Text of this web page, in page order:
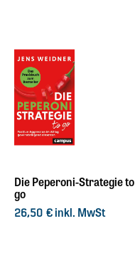
Die Peperoni-Strategie to
go
26,50 € inkl. MwSt